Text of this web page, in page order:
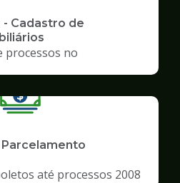
- Cadastro de
processos no
Parcelamento
até processos 2008